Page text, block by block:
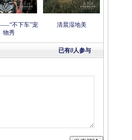
不下车”宠
物秀
清晨湿地美
已有0人参与